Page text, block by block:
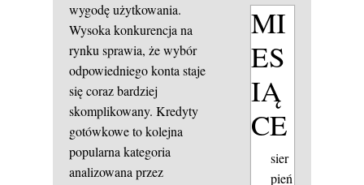
wygodę użytkowania.
Wysoka konkurencja na
rynku sprawia, że wybór
odpowiedniego konta staje
się coraz bardziej
skomplikowany. Kredyty
gotówkowe to kolejna
popularna kategoria
analizowana przez
MI
ES
IĄ
CE
sier
pień